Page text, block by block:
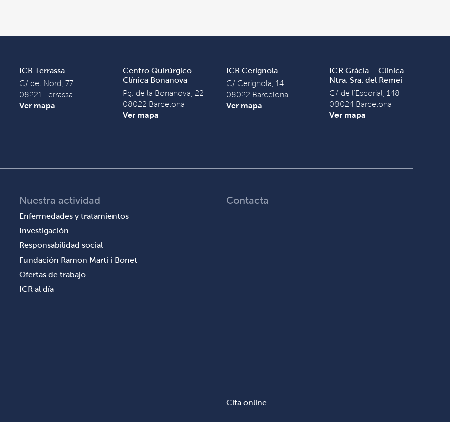
ICR Terrassa
C/ del Nord, 77
08221 Terrassa
Ver mapa
Centro Quirúrgico
Clínica Bonanova
Pg. de la Bonanova, 22
08022 Barcelona
Ver mapa
ICR Cerignola
C/ Cerignola, 14
08022 Barcelona
Ver mapa
ICR Gràcia – Clínica
Ntra. Sra. del Remei
C/ de l'Escorial, 148
08024 Barcelona
Ver mapa
Nuestra actividad
Enfermedades y tratamientos
Investigación
Responsabilidad social
Fundación Ramon Martí i Bonet
Ofertas de trabajo
ICR al día
Contacta
Cita online